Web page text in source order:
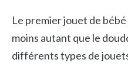
Le premier jouet de
moins autant que le
différents types de